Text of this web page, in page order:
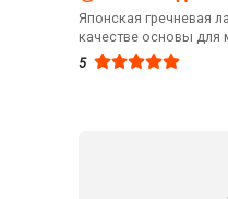
Японская гречневая
качестве основы для
5